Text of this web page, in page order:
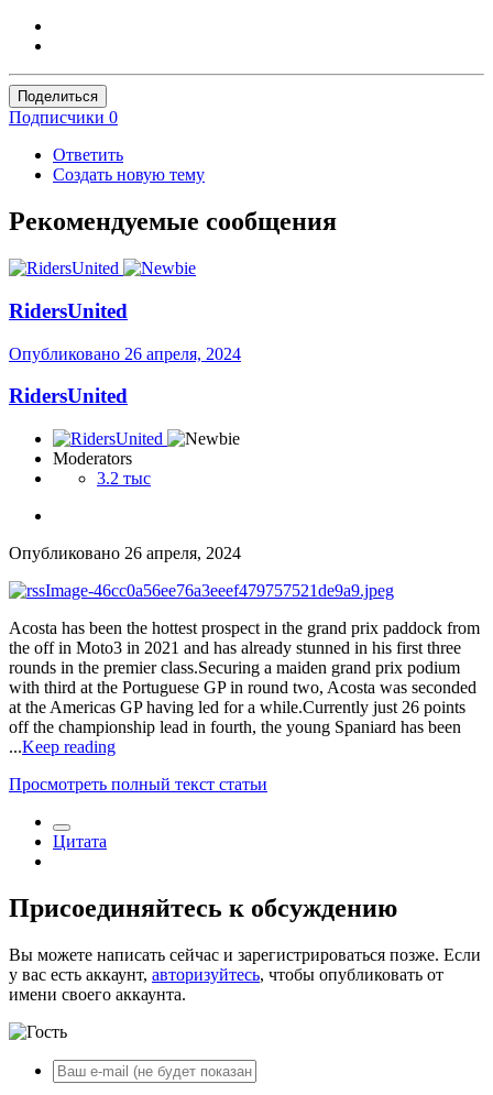
Поделиться
Подписчики 0
Ответить
Создать новую тему
Рекомендуемые сообщения
RidersUnited
Опубликовано 26 апреля, 2024
RidersUnited
Moderators
3.2 тыс
Опубликовано 26 апреля, 2024
Acosta has been the hottest prospect in the grand prix paddock from
the off in Moto3 in 2021 and has already stunned in his first three
rounds in the premier class.Securing a maiden grand prix podium
with third at the Portuguese GP in round two, Acosta was seconded
at the Americas GP having led for a while.Currently just 26 points
off the championship lead in fourth, the young Spaniard has been
...Keep reading
Просмотреть полный текст статьи
Цитата
Присоединяйтесь к обсуждению
Вы можете написать сейчас и зарегистрироваться позже. Если
у вас есть аккаунт, авторизуйтесь, чтобы опубликовать от
имени своего аккаунта.